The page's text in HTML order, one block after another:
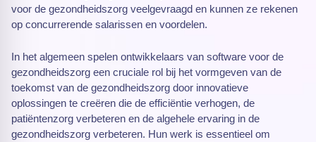
voor de gezondheidszorg veelgevraagd en kunnen ze rekenen
op concurrerende salarissen en voordelen.
In het algemeen spelen ontwikkelaars van software voor de
gezondheidszorg een cruciale rol bij het vormgeven van de
toekomst van de gezondheidszorg door innovatieve
oplossingen te creëren die de efficiëntie verhogen, de
patiëntenzorg verbeteren en de algehele ervaring in de
gezondheidszorg verbeteren. Hun werk is essentieel om